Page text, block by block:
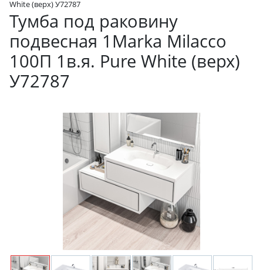
White (верх) У72787
Тумба под раковину
подвесная 1Marka Milacco
100П 1в.я. Pure White (верх)
У72787